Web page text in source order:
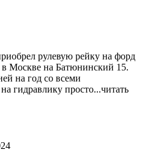
рулевую рейку на форд
в Москве на Батюнинский 15.
на год со всеми
гидравлику просто...читать